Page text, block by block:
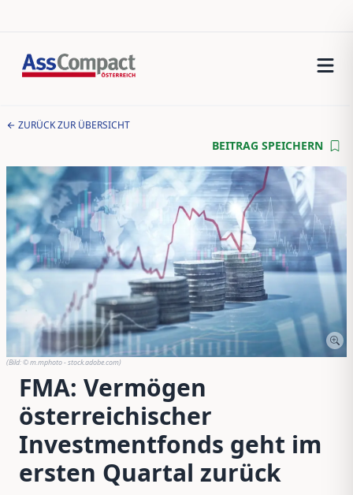
ZURÜCK ZUR ÜBERSICHT
BEITRAG SPEICHERN
(Bild:© m.mphoto - stock.adobe.com)
FMA: Vermögen
österreichischer
Investmentfonds geht im
ersten Quartal zurück